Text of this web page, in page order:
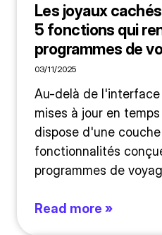
Les joyaux
5 fonctions qui
programmes de
03/11/2025
Au-delà de
mises à jour en
dispose d'une
fonctionnalités
programmes de
Read more »